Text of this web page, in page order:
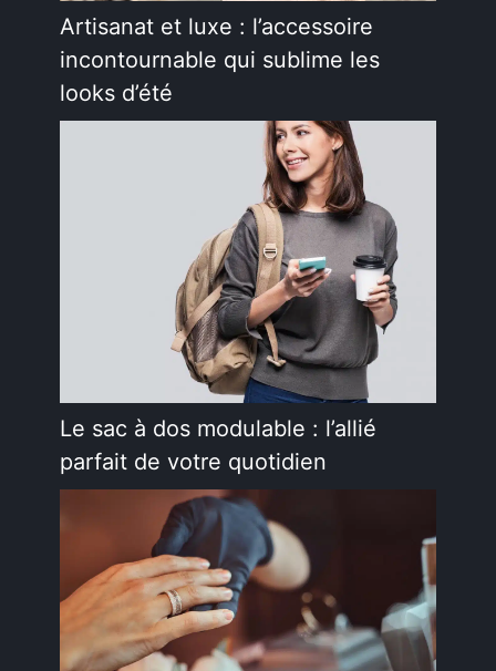
Artisanat et luxe : l’accessoire
incontournable qui sublime les
looks d’été
Le sac à dos modulable : l’allié
parfait de votre quotidien